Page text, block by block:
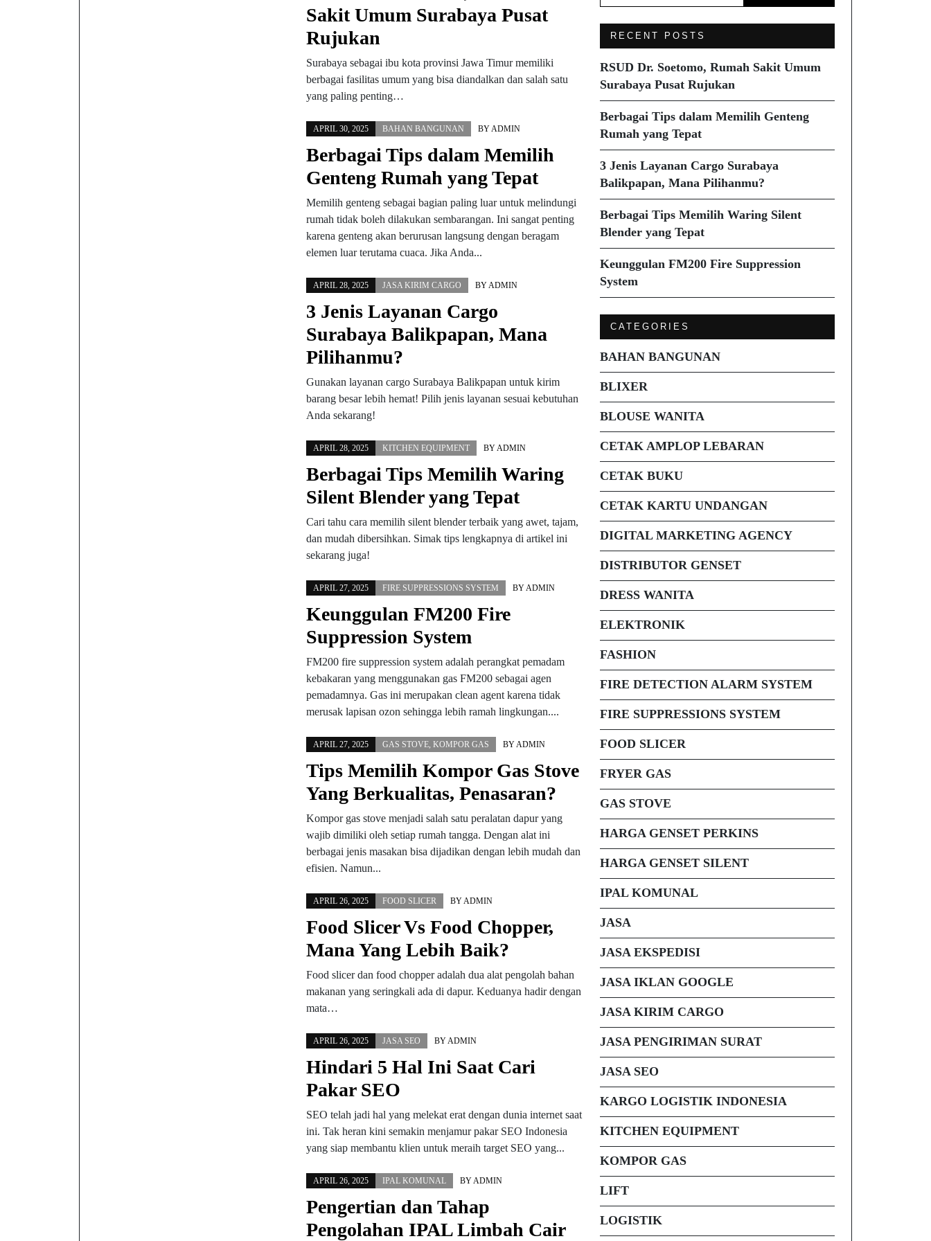
Sakit Umum Surabaya Pusat
Rujukan
Surabaya sebagai ibu kota provinsi Jawa Timur memiliki
berbagai fasilitas umum yang bisa diandalkan dan salah satu
yang paling penting…
APRIL 30, 2025 BAHAN BANGUNAN BYADMIN
Berbagai Tips dalam Memilih
Genteng Rumah yang Tepat
Memilih genteng sebagai bagian paling luar untuk melindungi
rumah tidak boleh dilakukan sembarangan. Ini sangat penting
karena genteng akan berurusan langsung dengan beragam
elemen luar terutama cuaca. Jika Anda...
APRIL 28, 2025 JASA KIRIM CARGO BYADMIN
3 Jenis Layanan Cargo
Surabaya Balikpapan, Mana
Pilihanmu?
Gunakan layanan cargo Surabaya Balikpapan untuk kirim
barang besar lebih hemat! Pilih jenis layanan sesuai kebutuhan
Anda sekarang!
APRIL 28, 2025 KITCHEN EQUIPMENT BYADMIN
Berbagai Tips Memilih Waring
Silent Blender yang Tepat
Cari tahu cara memilih silent blender terbaik yang awet, tajam,
dan mudah dibersihkan. Simak tips lengkapnya di artikel ini
sekarang juga!
APRIL 27, 2025 FIRE SUPPRESSIONS SYSTEM BYADMIN
Keunggulan FM200 Fire
Suppression System
FM200 fire suppression system adalah perangkat pemadam
kebakaran yang menggunakan gas FM200 sebagai agen
pemadamnya. Gas ini merupakan clean agent karena tidak
merusak lapisan ozon sehingga lebih ramah lingkungan....
APRIL 27, 2025 GAS STOVE, KOMPOR GAS BYADMIN
Tips Memilih Kompor Gas Stove
Yang Berkualitas, Penasaran?
Kompor gas stove menjadi salah satu peralatan dapur yang
wajib dimiliki oleh setiap rumah tangga. Dengan alat ini
berbagai jenis masakan bisa dijadikan dengan lebih mudah dan
efisien. Namun...
APRIL 26, 2025 FOOD SLICER BYADMIN
Food Slicer Vs Food Chopper,
Mana Yang Lebih Baik?
Food slicer dan food chopper adalah dua alat pengolah bahan
makanan yang seringkali ada di dapur. Keduanya hadir dengan
mata…
APRIL 26, 2025 JASA SEO BYADMIN
Hindari 5 Hal Ini Saat Cari
Pakar SEO
SEO telah jadi hal yang melekat erat dengan dunia internet saat
ini. Tak heran kini semakin menjamur pakar SEO Indonesia
yang siap membantu klien untuk meraih target SEO yang...
APRIL 26, 2025 IPAL KOMUNAL BYADMIN
Pengertian dan Tahap
Pengolahan IPAL Limbah Cair
RECENT POSTS
RSUD Dr. Soetomo, Rumah Sakit Umum
Surabaya Pusat Rujukan
Berbagai Tips dalam Memilih Genteng
Rumah yang Tepat
3 Jenis Layanan Cargo Surabaya
Balikpapan, Mana Pilihanmu?
Berbagai Tips Memilih Waring Silent
Blender yang Tepat
Keunggulan FM200 Fire Suppression
System
CATEGORIES
BAHAN BANGUNAN
BLIXER
BLOUSE WANITA
CETAK AMPLOP LEBARAN
CETAK BUKU
CETAK KARTU UNDANGAN
DIGITAL MARKETING AGENCY
DISTRIBUTOR GENSET
DRESS WANITA
ELEKTRONIK
FASHION
FIRE DETECTION ALARM SYSTEM
FIRE SUPPRESSIONS SYSTEM
FOOD SLICER
FRYER GAS
GAS STOVE
HARGA GENSET PERKINS
HARGA GENSET SILENT
IPAL KOMUNAL
JASA
JASA EKSPEDISI
JASA IKLAN GOOGLE
JASA KIRIM CARGO
JASA PENGIRIMAN SURAT
JASA SEO
KARGO LOGISTIK INDONESIA
KITCHEN EQUIPMENT
KOMPOR GAS
LIFT
LOGISTIK